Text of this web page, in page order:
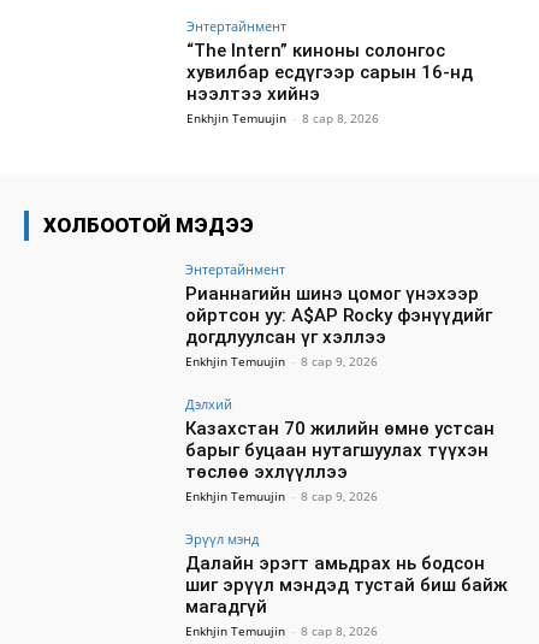
Энтертайнмент
“The Intern” киноны солонгос
хувилбар есдүгээр сарын 16-нд
нээлтээ хийнэ
Enkhjin Temuujin - 8 сар 8, 2026
ХОЛБООТОЙ МЭДЭЭ
Энтертайнмент
Рианнагийн шинэ цомог үнэхээр
ойртсон уу: A$AP Rocky фэнүүдийг
догдлуулсан үг хэллээ
Enkhjin Temuujin - 8 сар 9, 2026
Дэлхий
Казахстан 70 жилийн өмнө устсан
барыг буцаан нутагшуулах түүхэн
төслөө эхлүүллээ
Enkhjin Temuujin - 8 сар 9, 2026
Эрүүл мэнд
Далайн эрэгт амьдрах нь бодсон
шиг эрүүл мэндэд тустай биш байж
магадгүй
Enkhjin Temuujin - 8 сар 8, 2026